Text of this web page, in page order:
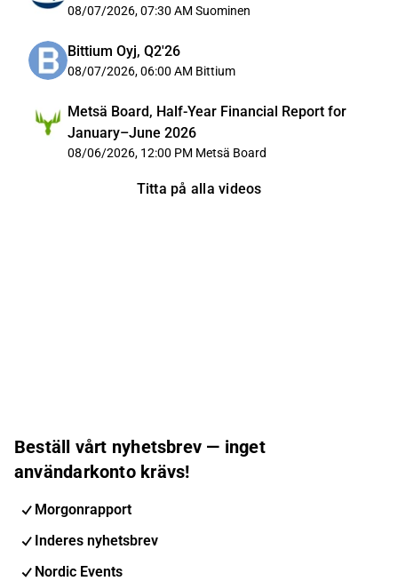
08/07/2026, 07:30 AM Suominen
Bittium Oyj, Q2'26
08/07/2026, 06:00 AM Bittium
Metsä Board, Half-Year Financial Report for
January–June 2026
08/06/2026, 12:00 PM Metsä Board
Titta på alla videos
Beställ vårt nyhetsbrev — inget
användarkonto krävs!
Morgonrapport
Inderes nyhetsbrev
Nordic Events